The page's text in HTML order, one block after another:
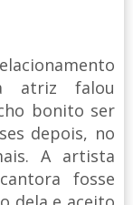
atriz falou
bonito ser
depois, no
A artista
fosse